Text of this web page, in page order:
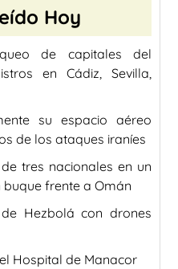
Hoy
de capitales del
en Cádiz, Sevilla,
su espacio aéreo
de los ataques iraníes
tres nacionales en un
buque frente a Omán
Hezbolá con drones
Hospital de Manacor